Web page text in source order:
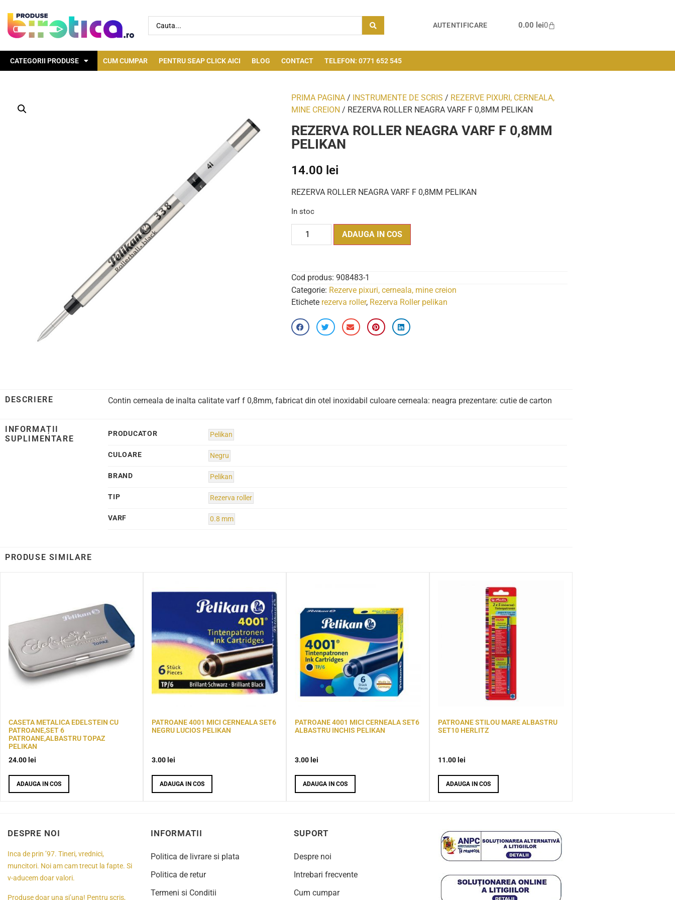
AUTENTIFICARE 0.00 lei0
CATEGORII PRODUSE CUM CUMPAR PENTRU SEAP CLICK AICI BLOG CONTACT TELEFON: 0771 652 545
PRIMA PAGINA / INSTRUMENTE DE SCRIS / REZERVE PIXURI, CERNEALA,
MINE CREION / REZERVA ROLLER NEAGRA VARF F 0,8MM PELIKAN
REZERVA ROLLER NEAGRA VARF F 0,8MM
PELIKAN
14.00 lei
REZERVA ROLLER NEAGRA VARF F 0,8MM PELIKAN
In stoc
ADAUGA IN COS
Cod produs: 908483-1
Categorie: Rezerve pixuri, cerneala, mine creion
Etichete rezerva roller, Rezerva Roller pelikan
DESCRIERE Contin cerneala de inalta calitate varf f 0,8mm, fabricat din otel inoxidabil culoare cerneala: neagra prezentare: cutie de carton
INFORMAȚII
SUPLIMENTARE
PRODUCATOR Pelikan
CULOARE Negru
BRAND Pelikan
TIP Rezerva roller
VARF 0.8 mm
PRODUSE SIMILARE
CASETA METALICA EDELSTEIN CU
PATROANE,SET 6
PATROANE,ALBASTRU TOPAZ
PELIKAN
24.00 lei
ADAUGA IN COS
PATROANE 4001 MICI CERNEALA SET6
NEGRU LUCIOS PELIKAN
3.00 lei
ADAUGA IN COS
PATROANE 4001 MICI CERNEALA SET6
ALBASTRU INCHIS PELIKAN
3.00 lei
ADAUGA IN COS
PATROANE STILOU MARE ALBASTRU
SET10 HERLITZ
11.00 lei
ADAUGA IN COS
DESPRE NOI
Inca de prin ’97. Tineri, vrednici,
muncitori. Noi am cam trecut la fapte. Si
v-aducem doar valori.
Produse doar una si’una! Pentru scris,
INFORMATII
Politica de livrare si plata
Politica de retur
Termeni si Conditii
SUPORT
Despre noi
Intrebari frecvente
Cum cumpar